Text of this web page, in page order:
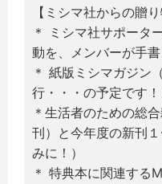
【ミシマ社からの贈り
＊ ミシマ社サポータ
動を、メンバーが手書
＊ 紙版ミシマガジン
行・・・の予定です！
＊生活者のための総
刊）と今年度の新刊
みに！）
＊ 特典本に関連する